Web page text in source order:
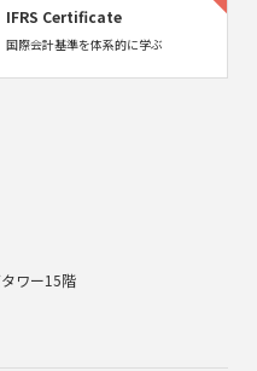
IFRS Certificate
国際会計基準を体系的に学ぶ
ワー15階